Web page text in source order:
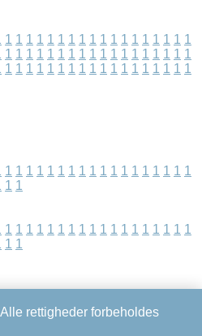
1 1 1 1 1 1 1 1 1 1 1 1 1 1 1 1 1 1
1 1 1 1 1 1 1 1 1 1 1 1 1 1 1 1 1 1
1 1 1 1 1 1 1 1 1 1 1 1 1 1 1 1 1 1
1 1 1 1 1 1 1 1 1 1 1 1 1 1 1 1 1 1
1 1
1 1 1 1 1 1 1 1 1 1 1 1 1 1 1 1 1 1
1 1
rettigheder forbeholdes